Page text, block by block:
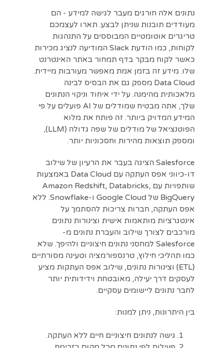
נתונים אלה חורגים מעבר לגישה למידע - הם
מעודדים תובנות שניתן לבצע. תארו לעצמכם
טריגרים אוטומטיים המבוססים על התנהגות
לקוחות, כמו הודעת Slack המודיעה לנציג מכירות
כאשר לקוח מבקר בדף תמחור באתר האינטרנט
שלו. מידע זה בזמן אמת מאפשר מעורבות מיידית.
Data Cloud מספק גם את הבסיס לבינה
מלאכותית מהימנה. על ידי איחוד וניקוי הנתונים
שלך, אתה מבטיח שמודלים של AI פועלים על פי
המידע המדויק ביותר. זה פותח את מלוא
הפוטנציאל של מודלים של שפה גדולה (LLM),
ומספק תוצאות מהירות וחסכוניות יותר.
Salesforce הציגה בעבר את הרעיון של שילוב
דו-כיווני אפס העתקה עם Data Cloud באמצעות
שותפויות עם Amazon Redshift, Databricks,
BigQuery של Google Cloud ו-Snowflake. ללא
אפס העתקה, חברות צריכות להסתמך על
אינטגרציות מותאמות אישית וצינורות נתונים
מורכבים לצורך שילוב והעברת נתונים מ-
Salesforce למחסני נתונים חיצוניים ולהיפך. שלא
כמו תהליכי חילוץ, טרנספורמציה וטעינה מסורתיים
(ETL) וצינורות נתונים, שילוב אפס העתקות מציע
לעסקים דרך יעילה, מאובטחת וידידותית יותר
לחבר נתונים ליישומים עסקיים.
בין היתרונות, ניתן למנות:
גישה לנתונים חיצוניים חיים ללא העתקה.